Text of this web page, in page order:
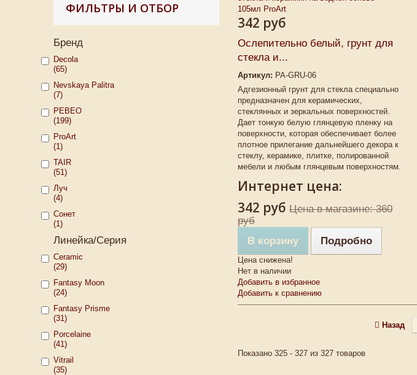
ФИЛЬТРЫ И ОТБОР
Бренд
Decola
(65)
Nevskaya Palitra
(7)
PEBEO
(199)
ProArt
(1)
TAIR
(51)
Луч
(4)
Сонет
(1)
Линейка/Серия
Ceramic
(29)
Fantasy Moon
(24)
Fantasy Prisme
(31)
Porcelaine
(41)
Vitrail
(35)
342 руб
Ослепительно белый, грунт для
стекла и...
Артикул: PA-GRU-06
Адгезионный грунт для стекла специально
предназначен для керамических,
стеклянных и зеркальных поверхностей.
Дает тонкую белую глянцевую пленку на
поверхности, которая обеспечивает более
плотное прилегание дальнейшего декора к
стеклу, керамике, плитке, полированной
мебели и любым глянцевым поверхностям.
Интернет цена:
342 руб Цена в магазине: 360
руб
В корзину
Подробно
Цена снижена!
Нет в наличии
Добавить в избранное
Добавить к сравнению
Назад
Показано 325 - 327 из 327 товаров